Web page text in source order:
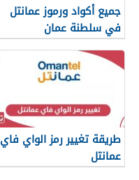
جميع أكواد ورموز عمانتل
في سلطنة عمان
طريقة تغيير رمز الواي فاي
عمانتل